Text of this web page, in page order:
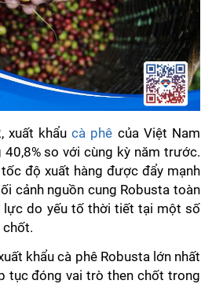
xuất khẩu cà phê của Việt Nam
so với cùng kỳ năm trước.
độ xuất hàng được đẩy mạnh
cảnh nguồn cung Robusta toàn
lực do yếu tố thời tiết tại một số
chốt.
khẩu cà phê Robusta lớn nhất
tục đóng vai trò then chốt trong